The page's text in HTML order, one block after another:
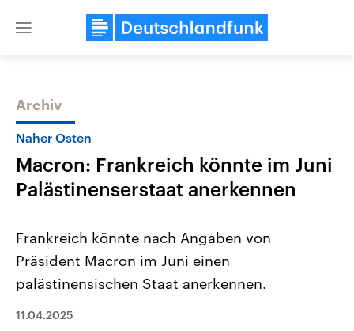
Close
Themen
Landtagswahl Sachsen-Anhalt
2026
Sachsen-Anhalt wählt am 6.
USA
Aktuelle Beiträge,
Archiv
Naher Osten
Macron: Frankreich könnte im Juni
Palästinenserstaat anerkennen
Frankreich könnte nach Angaben von
Präsident Macron im Juni einen
palästinensischen Staat anerkennen.
11.04.2025